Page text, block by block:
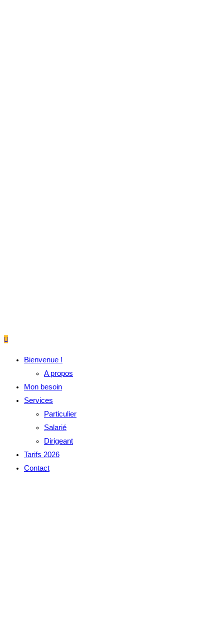
Bienvenue !
A propos
Mon besoin
Services
Particulier
Salarié
Dirigeant
Tarifs 2026
Contact